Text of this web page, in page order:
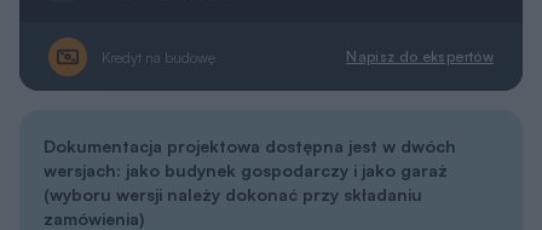
Kredyt na budowę Napisz do ekspertów
Dokumentacja projektowa dostępna jest w dwóch
wersjach: jako budynek gospodarczy i jako garaż
(wyboru wersji należy dokonać przy składaniu
zamówienia)